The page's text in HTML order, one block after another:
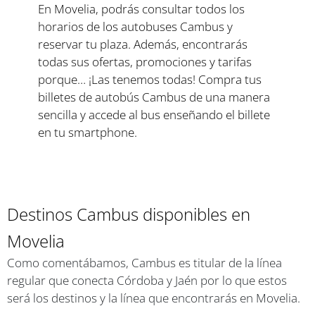
En Movelia, podrás consultar todos los
horarios de los autobuses Cambus y
reservar tu plaza. Además, encontrarás
todas sus ofertas, promociones y tarifas
porque… ¡Las tenemos todas! Compra tus
billetes de autobús Cambus de una manera
sencilla y accede al bus enseñando el billete
en tu smartphone.
Destinos Cambus disponibles en
Movelia
Como comentábamos, Cambus es titular de la línea
regular que conecta Córdoba y Jaén por lo que estos
será los destinos y la línea que encontrarás en Movelia.